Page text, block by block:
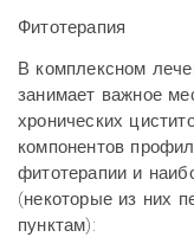
Фитотерапия
В комплексном
занимает важное
хронических
компонентов
фитотерапии и
(некоторые из них
пунктам):